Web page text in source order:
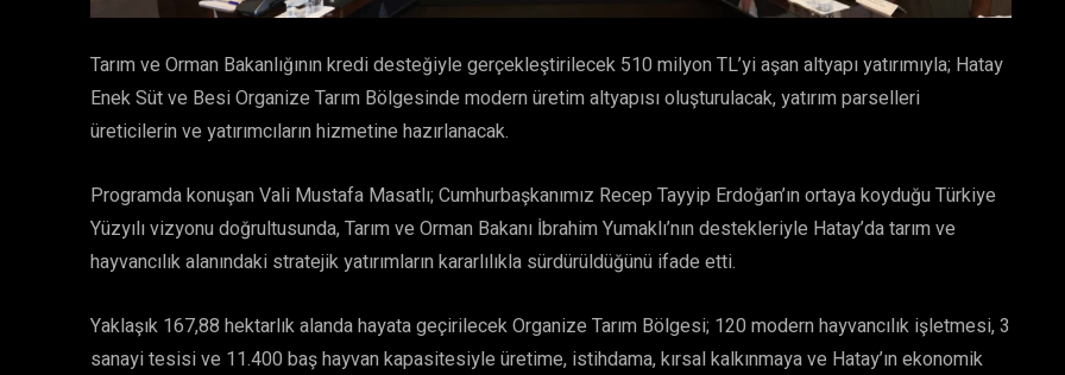
Tarım ve Orman Bakanlığının kredi desteğiyle gerçekleştirilecek 510 milyon TL’yi aşan altyapı yatırımıyla; Hatay
Enek Süt ve Besi Organize Tarım Bölgesinde modern üretim altyapısı oluşturulacak, yatırım parselleri
üreticilerin ve yatırımcıların hizmetine hazırlanacak.
Programda konuşan Vali Mustafa Masatlı; Cumhurbaşkanımız Recep Tayyip Erdoğan’ın ortaya koyduğu Türkiye
Yüzyılı vizyonu doğrultusunda, Tarım ve Orman Bakanı İbrahim Yumaklı’nın destekleriyle Hatay’da tarım ve
hayvancılık alanındaki stratejik yatırımların kararlılıkla sürdürüldüğünü ifade etti.
Yaklaşık 167,88 hektarlık alanda hayata geçirilecek Organize Tarım Bölgesi; 120 modern hayvancılık işletmesi, 3
sanayi tesisi ve 11.400 baş hayvan kapasitesiyle üretime, istihdama, kırsal kalkınmaya ve Hatay’ın ekonomik